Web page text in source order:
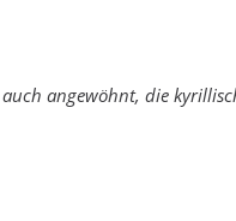
angewöhnt, die